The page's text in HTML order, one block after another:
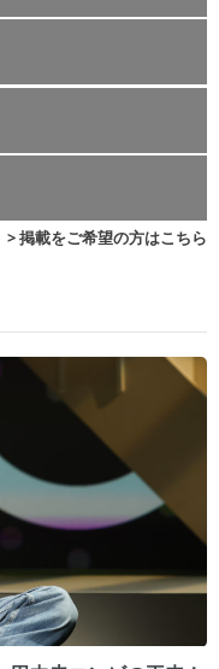
> 掲載をご希望の方はこちら